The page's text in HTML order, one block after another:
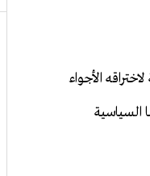
الأجواء
السياسية